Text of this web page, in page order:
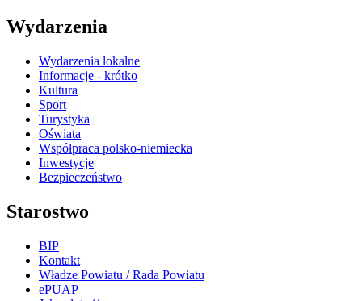
Wydarzenia
Wydarzenia lokalne
Informacje - krótko
Kultura
Sport
Turystyka
Oświata
Współpraca polsko-niemiecka
Inwestycje
Bezpieczeństwo
Starostwo
BIP
Kontakt
Władze Powiatu / Rada Powiatu
ePUAP